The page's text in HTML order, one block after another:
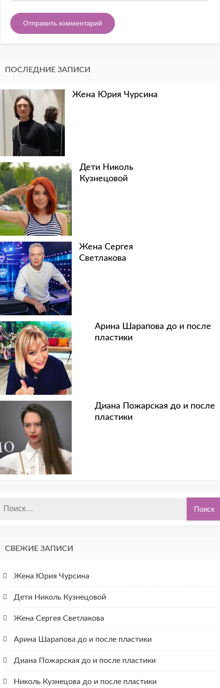
ПОСЛЕДНИЕ ЗАПИСИ
Жена Юрия Чурсина
Дети Николь
Кузнецовой
Жена Сергея
Светлакова
Арина Шарапова до и после
пластики
Диана Пожарская до и после
пластики
СВЕЖИЕ ЗАПИСИ
Жена Юрия Чурсина
Дети Николь Кузнецовой
Жена Сергея Светлакова
Арина Шарапова до и после пластики
Диана Пожарская до и после пластики
Николь Кузнецова до и после пластики